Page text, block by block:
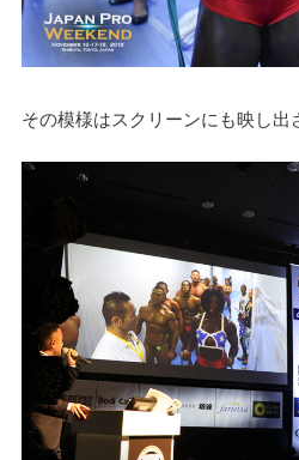
その模様はスクリーンにも映し出